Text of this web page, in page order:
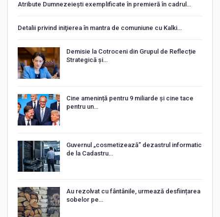
Atribute Dumnezeiești exemplificate în premieră în cadrul…
Detalii privind iniţierea în mantra de comuniune cu Kalki…
Demisie la Cotroceni din Grupul de Reflecție
Strategică și…
Cine amenință pentru 9 miliarde și cine tace
pentru un…
Guvernul „cosmetizează” dezastrul informatic
de la Cadastru…
Au rezolvat cu fântânile, urmează desființarea
sobelor pe…